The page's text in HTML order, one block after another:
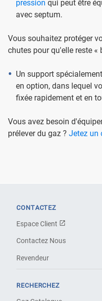
pression qui peut être
avec septum.
Vous souhaitez protéger
chutes pour qu'elle reste «
Un support
en option, dans lequel
fixée rapidement et en
Vous avez besoin
prélever du gaz ? Jetez
CONTACTEZ
Espace Client
Contactez Nous
Revendeur
RECHERCHEZ